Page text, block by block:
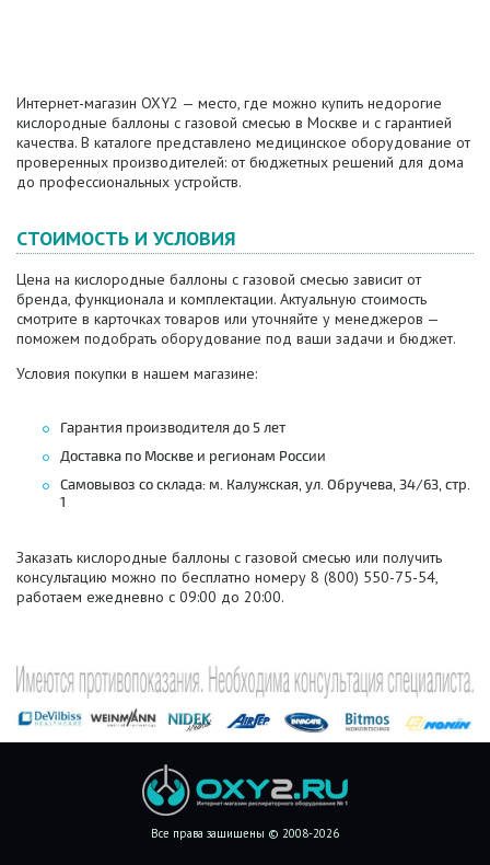
Интернет-магазин OXY2 — место, где можно купить недорогие
кислородные баллоны с газовой смесью в Москве и с гарантией
качества. В каталоге представлено медицинское оборудование от
проверенных производителей: от бюджетных решений для дома
до профессиональных устройств.
СТОИМОСТЬ И УСЛОВИЯ
Цена на кислородные баллоны с газовой смесью зависит от
бренда, функционала и комплектации. Актуальную стоимость
смотрите в карточках товаров или уточняйте у менеджеров —
поможем подобрать оборудование под ваши задачи и бюджет.
Условия покупки в нашем магазине:
Гарантия производителя до 5 лет
Доставка по Москве и регионам России
Самовывоз со склада: м. Калужская, ул. Обручева, 34/63, стр.
1
Заказать кислородные баллоны с газовой смесью или получить
консультацию можно по бесплатно номеру 8 (800) 550-75-54,
работаем ежедневно с 09:00 до 20:00.
Все права защищены © 2008-2026